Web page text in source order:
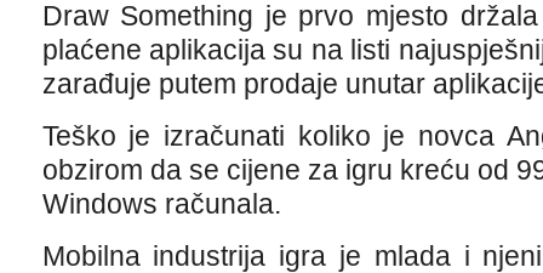
Draw Something je prvo mjesto
plaćene aplikacija su na listi
zarađuje putem prodaje unutar
Teško je izračunati koliko je novca
obzirom da se cijene za igru kreću od
Windows računala.
Mobilna industrija igra je mlada i